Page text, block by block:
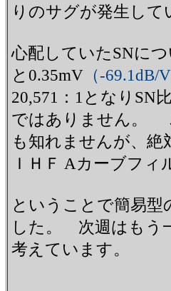
りのサグが発生して
心配していたSNに
と0.35mV （-69.1dB/V
20,571：1となりSN
ではありません。
も知れませんが、
ＩＨＦ Aカーブフ
ということで簡易
した。 次週はもう
考えています。